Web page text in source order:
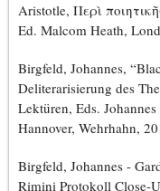
Aristotle, Περὶ
Ed. Malcom Heath,
Birgfeld, Johannes,
Deliterarisierung des
Lektüren, Eds.
Hannover, Wehrhahn,
Birgfeld, Johannes -
Rimini Protokoll Close-